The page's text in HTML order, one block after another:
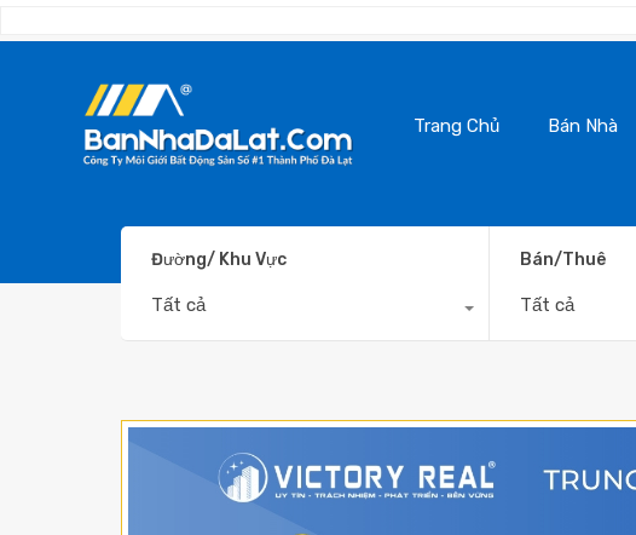
Trang Chủ Bán Nhà
Đường/ Khu Vực
Tất cả
Bán/Thuê
Tất cả